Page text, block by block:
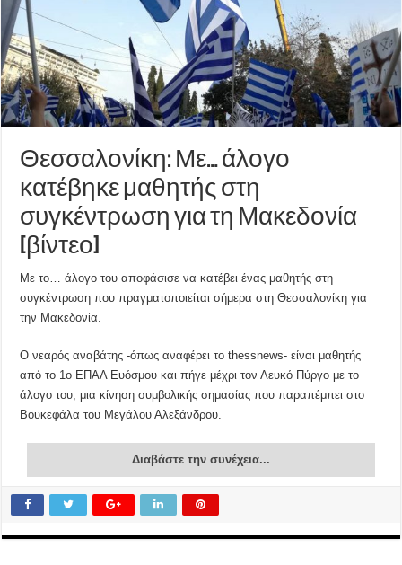
Θεσσαλονίκη: Με… άλογο
κατέβηκε μαθητής στη
συγκέντρωση για τη Μακεδονία
[βίντεο]
Με το… άλογο του αποφάσισε να κατέβει ένας μαθητής στη
συγκέντρωση που πραγματοποιείται σήμερα στη Θεσσαλονίκη για
την Μακεδονία.
Ο νεαρός αναβάτης -όπως αναφέρει το thessnews- είναι μαθητής
από το 1ο ΕΠΑΛ Ευόσμου και πήγε μέχρι τον Λευκό Πύργο με το
άλογο του, μια κίνηση συμβολικής σημασίας που παραπέμπει στο
Βουκεφάλα του Μεγάλου Αλεξάνδρου.
Διαβάστε την συνέχεια...